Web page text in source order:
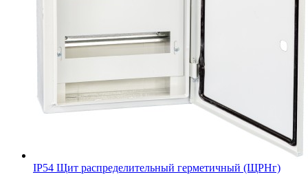
IP54 Щит распределительный герметичный (ЩРНг)